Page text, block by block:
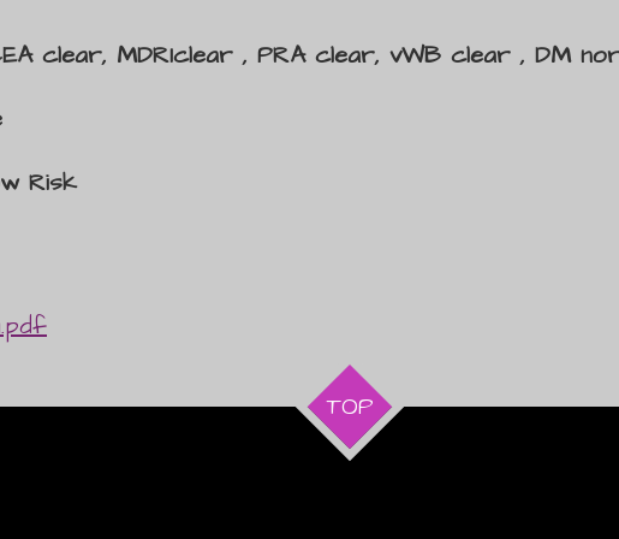
clear, MDR1clear , PRA clear, vWB clear , DM
Risk
TOP